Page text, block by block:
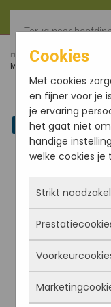
Terug naar
HOME FILTER
MESSING 24CM
Linkedin
Cookies
Met cookies
en fijner voor je
je ervaring
het gaat niet
handige
welke cookies je
Strikt
Deze cookies
überhaupt
kunnen niet
ze alleen
inloggen, een
Met deze
bezocht
komen en
Deze cookies